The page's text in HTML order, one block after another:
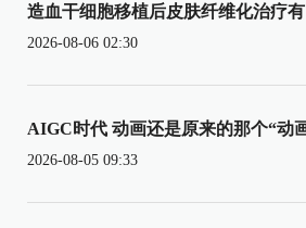
造血干细胞移植后皮肤纤维化治疗
2026-08-06 02:30
AIGC时代 动画还是原来的那个“动
2026-08-05 09:33